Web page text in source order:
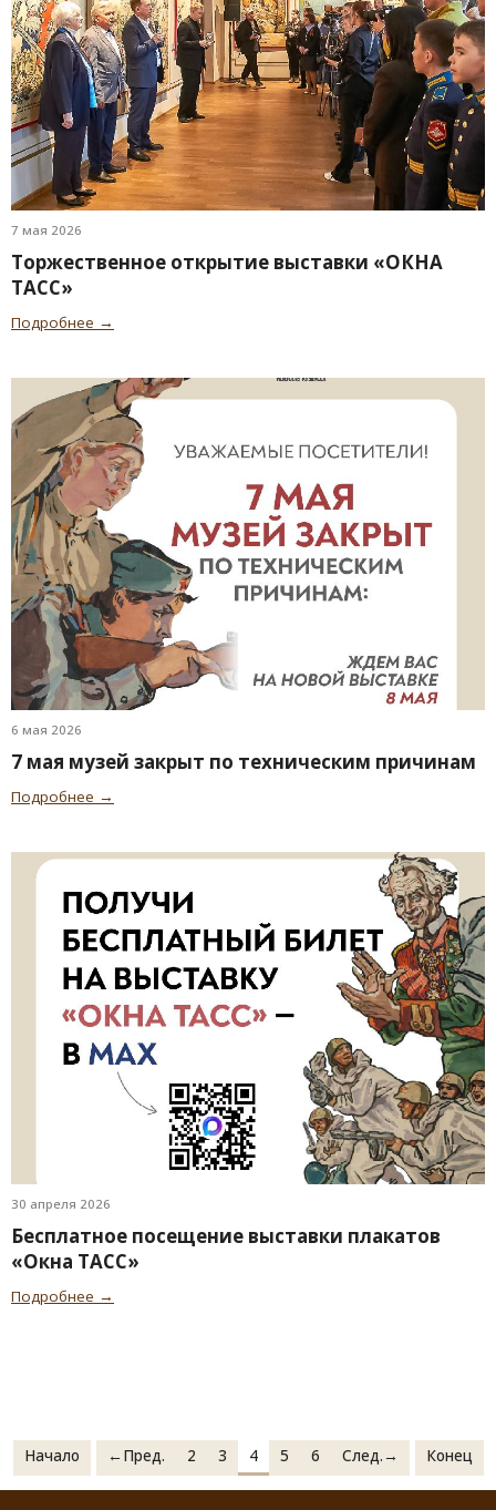
7 мая 2026
Торжественное открытие выставки «ОКНА
ТАСС»
Подробнее →
6 мая 2026
7 мая музей закрыт по техническим причинам
Подробнее →
30 апреля 2026
Бесплатное посещение выставки плакатов
«Окна ТАСС»
Подробнее →
Начало ←Пред. 2 3 4 5 6 След.→ Конец